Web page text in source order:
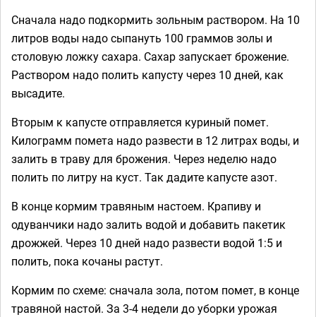
Сначала надо подкормить зольным раствором. На 10
литров воды надо сыпануть 100 граммов золы и
столовую ложку сахара. Сахар запускает брожение.
Раствором надо полить капусту через 10 дней, как
высадите.
Вторым к капусте отправляется куриный помет.
Килограмм помета надо развести в 12 литрах воды, и
залить в траву для брожения. Через неделю надо
полить по литру на куст. Так дадите капусте азот.
В конце кормим травяным настоем. Крапиву и
одуванчики надо залить водой и добавить пакетик
дрожжей. Через 10 дней надо развести водой 1:5 и
полить, пока кочаны растут.
Кормим по схеме: сначала зола, потом помет, в конце
травяной настой. За 3-4 недели до уборки урожая